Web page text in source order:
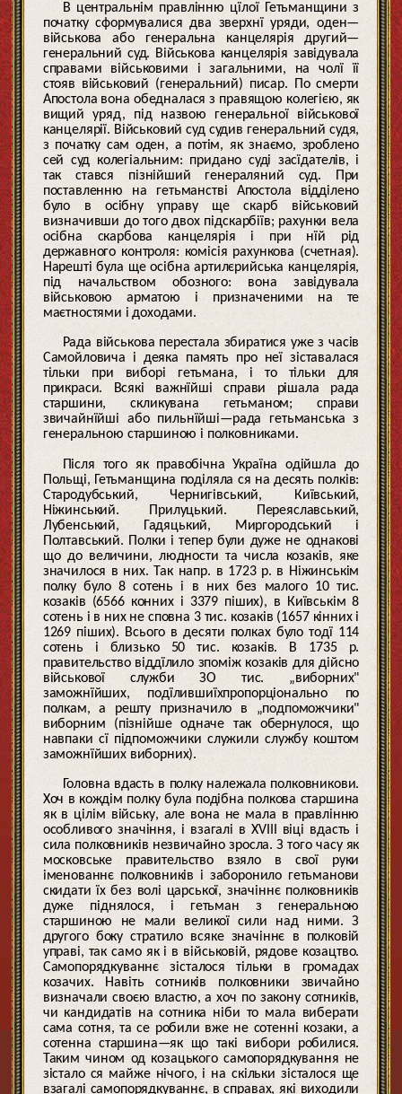
В центральнім правлінню цїлої Гетьманщини з
початку сформувалися два зверхнї уряди, оден—
військова або генеральна канцелярія другий—
генеральний суд. Військова канцелярія завідувала
справами військовими і загальними, на чолї її
стояв військовий (генеральний) писар. По смерти
Апостола вона обедналася з правящою колегією, як
вищий уряд, під назвою генеральної військової
канцелярії. Військовий суд судив генеральний судя,
з початку сам оден, а потім, як знаємо, зроблено
сей суд колегіальним: придано суді засїдателів, і
так стався пізнійший генераляний суд. При
поставленню на гетьманстві Апостола відділено
було в осібну управу ще скарб військовий
визначивши до того двох підскарбіїв; рахунки вела
осібна скарбова канцелярія і при нїй рід
державного контроля: комісія рахункова (счетная).
Нарешті була ще осібна артилєрийська канцелярія,
під начальством обозного: вона завідувала
військовою арматою і призначеними на те
маєтностями і доходами.
Рада військова перестала збиратися уже з часів
Самойловича і деяка память про неї зіставалася
тільки при виборі гетьмана, і то тільки для
прикраси. Всякі важнїйші справи рішала рада
старшини, скликувана гетьманом; справи
звичайнїйші або пильнїйші—рада гетьманська з
генеральною старшиною і полковниками.
Після того як правобічна Україна одійшла до
Польщі, Гетьманщина поділяла ся на десять полків:
Стародубський, Чернигівський, Київський,
Ніжинський. Прилуцький. Переяславський,
Лубенський, Гадяцький, Миргородський і
Полтавський. Полки і тепер були дуже не однакові
що до величини, людности та числа козаків, яке
значилося в них. Так напр. в 1723 р. в Ніжинськім
полку було 8 сотень і в них без малого 10 тис.
козаків (6566 конних і 3379 піших), в Київськім 8
сотень і в них не сповна 3 тис. козаків (1657 кінних і
1269 піших). Всього в десяти полках було тодї 114
сотень і близько 50 тис. козаків. В 1735 р.
правительство віддїлило зпоміж козаків для дійсно
військової служби ЗО тис. „виборних"
заможнїйших, подїлившиїхпропорціонально по
полкам, а решту призначило в „подпоможчики"
виборним (пізнійше одначе так обернулося, що
навпаки сї підпоможчики служили службу коштом
заможнїйших виборних).
Головна вдасть в полку належала полковникови.
Хоч в кождім полку була подібна полкова старшина
як в цілім війську, але вона не мала в правлінню
особливого значіння, і взагалі в XVIII віці вдасть і
сила полковників незвичайно зросла. З того часу як
московське правительство взяло в свої руки
іменованнє полковників і заборонило гетьманови
скидати їх без волі царської, значіннє полковників
дуже піднялося, і гетьман з генеральною
старшиною не мали великої сили над ними. З
другого боку стратило всяке значіннє в полковій
управі, так само як і в військовій, рядове козацтво.
Самопорядкуваннє зісталося тільки в громадах
козачих. Навіть сотників полковники звичайно
визначали своєю властю, а хоч по закону сотників,
чи кандидатів на сотника ніби то мала виберати
сама сотня, та се робили вже не сотенні козаки, а
сотенна старшина—як що такі вибори робилися.
Таким чином од козацького самопорядкування не
зістало ся майже нічого, і на скільки зісталося ще
взагалі самопорядкуваннє, в справах, які виходили